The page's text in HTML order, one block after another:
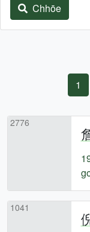
Chhōe
1
2776
1041